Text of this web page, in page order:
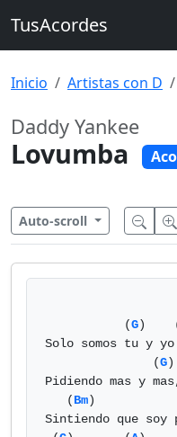
TusAcordes
Inicio Artistas con D
Daddy Yankee
Lovumba
Auto-scroll
           (
G)
Solo somos tu y
               (
G
Pidiendo mas y
   (
Bm)
Sintiendo que